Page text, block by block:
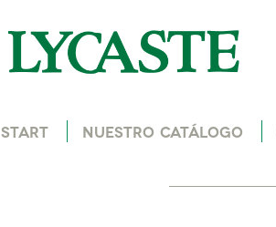
START NUESTRO CATÁLOGO